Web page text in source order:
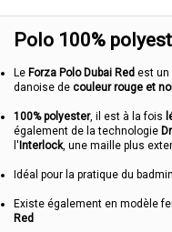
Polo 100%
Le Forza Polo Dubai Red est un
danoise de couleur rouge et
100% polyester, il est à la fois
également de la technologie
l' Interlock, une maille plus
Idéal pour la pratique du
Existe également en modèle
Red